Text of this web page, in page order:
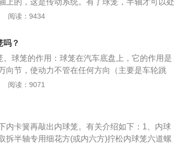
矩的过程中，主从动轴之间只能相对转动、不会
车轮处，就是我们常说的外球笼。另一种是伸缩
通常用于靠近驱动桥处，也就是我们常说的内球
汽车在加速时或汽车行驶在不平的路面上时，在
同时伴有球笼漏油的现象，如果损坏严重在汽车
声，严重时无法转向。
上的，这是传动系统。有了球笼，半轴才可以处
是有橡胶密封套的，而且球笼内也是有润滑油
磨损了，那么旷量就会变大，这样球笼就会发出
阅读：9434
吗？
球笼的作用：球笼在汽车底盘上，它的作用是
向节，使动力不管在任何方向（主要是车轮跳
，如果它坏掉，动力的传递就可能中断，汽车当
轮部位，外球笼的作用不管是动力输出的还有车
球笼一般由钟型壳，三叉轴承或钢珠，防尘罩，
阅读：9071
内卡簧再敲出内球笼。有关介绍如下：1、内球
拆半轴专用细花方(或内六方)拧松内球笼六道螺